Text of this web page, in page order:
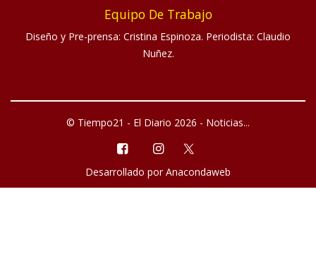
Equipo De Trabajo
Diseño y Pre-prensa: Cristina Espinoza. Periodista: Claudio
Nuñez.
© Tiempo21 - El Diario 2026 - Noticias...
Desarrollado por Anacondaweb